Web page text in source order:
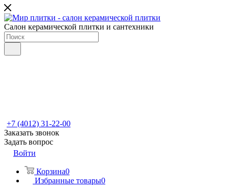
Салон керамической плитки и сантехники
+7 (4012) 31-22-00
Заказать звонок
Задать вопрос
Войти
Корзина0
Избранные товары0